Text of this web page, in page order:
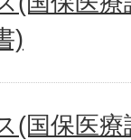
)
(国保医